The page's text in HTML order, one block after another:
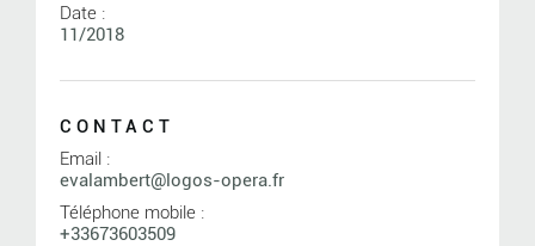
Date :
11/2018
CONTACT
Email :
evalambert@logos-opera.fr
Téléphone mobile :
+33673603509